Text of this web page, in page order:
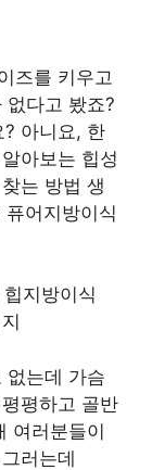
즈를 키우고
없다고 봤죠?
? 아니요, 한
아보는 힙성
는 방법 생
어지방이식
없는데 가슴
평하고 골반
여러분들이
러는데